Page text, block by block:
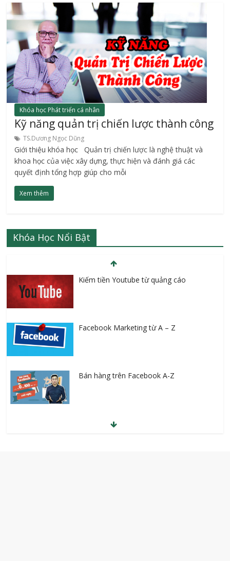
Khóa học Phát triển cá nhân
Kỹ năng quản trị chiến lược thành công
TS.Dương Ngọc Dũng
Giới thiệu khóa học Quản trị chiến lược là nghệ thuật và
khoa học của việc xây dựng, thực hiện và đánh giá các
quyết định tổng hợp giúp cho mỗi
Xem thêm
Khóa Học Nổi Bật
Kiếm tiền Youtube từ quảng cáo
Facebook Marketing từ A – Z
Bán hàng trên Facebook A-Z
Học SEO lên Top cùng chuyên gia